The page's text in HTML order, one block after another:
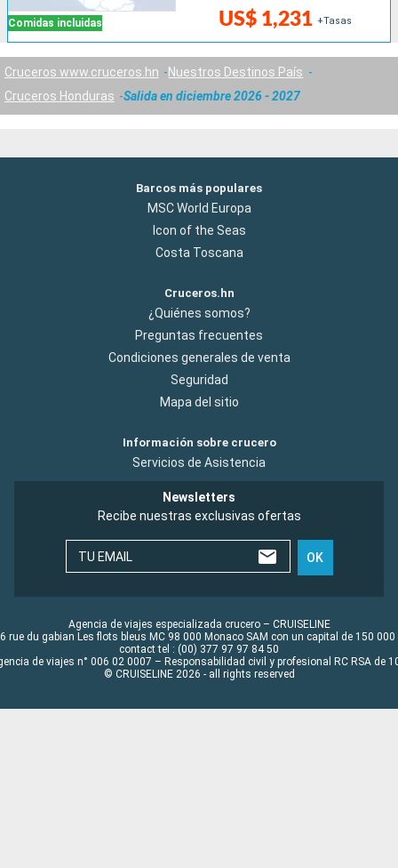
Comidas incluidas US$ 1,231 +Tasas
Cruceros www.cruceros.hn
Nuestros Destinos País
Cruceros Honduras
Salida en diciembre 2026 - 2027
Barcos más populares
MSC World Europa
Icon of the Seas
Costa Toscana
Cruceros.hn
¿Quiénes somos?
Preguntas frecuentes
Condiciones generales de venta
Seguridad
Mapa del sitio
Información sobre crucero
Servicios de Asistencia
Newsletters
Recibe nuestras exclusivas ofertas
TU EMAIL OK
Agencia de viajes especializada crucero – CRUISELINE
rue du gabian Les flots bleus MC 98 000 Monaco SAM con un capital de 150 000
contact tel : (00) 377 97 97 84 50
de viajes n° 006 02 0007 – Responsabilidad civil y profesional RC RSA de
© CRUISELINE 2026 - all rights reserved